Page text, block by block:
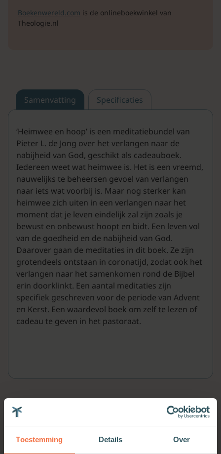
Toestemming Details Over
Boekenwereld.com is de onlineboekwinkel van
Theologie.nl
Samenvatting Specificaties
‘Heimwee en hoop’ is een meditatiebundel van
Pieter L. de Jong over het verlangen naar de
nabijheid van God, geschikt als cadeauboek.
Iedereen weet wat heimwee is. Het is een vreemd,
nauwelijks te beheersen gevoel van verlangen
naar iets wat voorbij is. Maar nog sterker kan
heimwee zich uiten in een verlangen naar het
moment dat je leven eindelijk zal zijn zoals je
bewust en onbewust hoopt en bidt. Een leven vol
van de goedheid en de nabijheid van God.
Daarover gaan de meditaties in dit boek. Ze zijn
grotendeels ontstaan in coronatijd, zodat ook het
verlangen naar het samenkomen rond de Bijbel
erin doorklinkt. Een aantal meditaties zijn
specifiek geschreven voor de periode van Advent
en Kerst. Een waardevol boek om zelf te lezen of
cadeau te geven in het pastoraat.
Meer van deze auteur